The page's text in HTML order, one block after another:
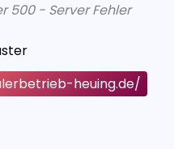
500 - Server Fehler
heuing.de/